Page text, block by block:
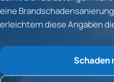
eine
erleichtern diese Angaben
Schaden